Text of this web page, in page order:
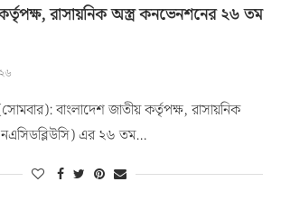
রাসায়নিক অস্ত্র কনভেনশনের ২৬ তম
বাংলাদেশ জাতীয় কর্তৃপক্ষ, রাসায়নিক
এর ২৬ তম…